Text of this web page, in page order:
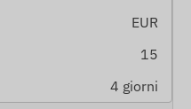
EUR
15
4 giorni